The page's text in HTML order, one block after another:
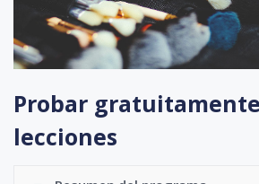
Probar
lecciones